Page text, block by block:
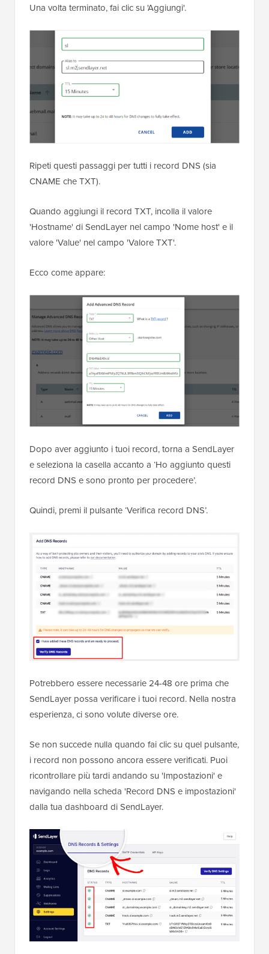
Una volta terminato, fai clic su 'Aggiungi'.
Ripeti questi passaggi per tutti i record DNS (sia
CNAME che TXT).
Quando aggiungi il record TXT, incolla il valore
'Hostname' di SendLayer nel campo 'Nome host' e il
valore 'Value' nel campo 'Valore TXT'.
Ecco come appare:
Dopo aver aggiunto i tuoi record, torna a SendLayer
e seleziona la casella accanto a ‘Ho aggiunto questi
record DNS e sono pronto per procedere’.
Quindi, premi il pulsante ‘Verifica record DNS’.
Potrebbero essere necessarie 24-48 ore prima che
SendLayer possa verificare i tuoi record. Nella nostra
esperienza, ci sono volute diverse ore.
Se non succede nulla quando fai clic su quel pulsante,
i record non possono ancora essere verificati. Puoi
ricontrollare più tardi andando su 'Impostazioni' e
navigando nella scheda 'Record DNS e impostazioni'
dalla tua dashboard di SendLayer.